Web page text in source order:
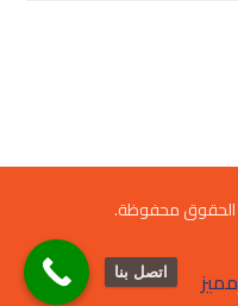
مميز اتصل بنا